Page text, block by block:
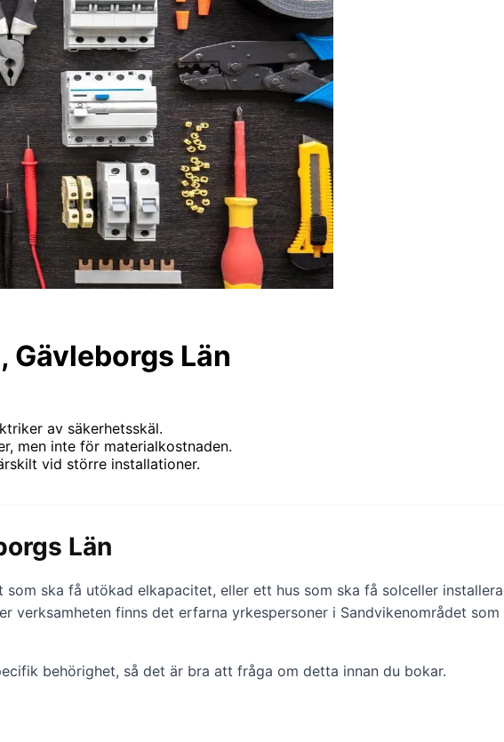
Län
av säkerhetsskäl.
men inte för materialkostnaden.
vid större installationer.
Län
som ska få utökad elkapacitet, eller ett hus som ska få solceller
verksamheten finns det erfarna yrkespersoner i Sandvikenområdet
behörighet, så det är bra att fråga om detta innan du bokar.